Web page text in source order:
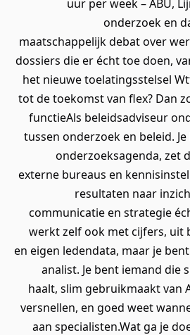
36–40 uur per week –
onderzoek en
maatschappelijk debat over
dossiers die er écht toe doen,
het nieuwe toelatingsstelsel
tot de toekomst van flex? Dan
functieAls beleidsadviseur
tussen onderzoek en beleid.
onderzoeksagenda, zet
externe bureaus en
resultaten naar
communicatie en strategie
werkt zelf ook met cijfers, uit
en eigen ledendata, maar je
analist. Je bent iemand die
haalt, slim gebruikmaakt van
versnellen, en goed weet
aan specialisten.Wat ga je